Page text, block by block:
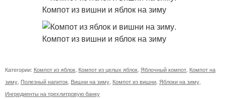
Категории: Компот из яблок Компот из целых яблок Яблочный компот Компот на
зиму Полезный напиток Вишни на зиму Компот из вишни Яблоки на зиму
Ингредиенты на трехлитровую банку